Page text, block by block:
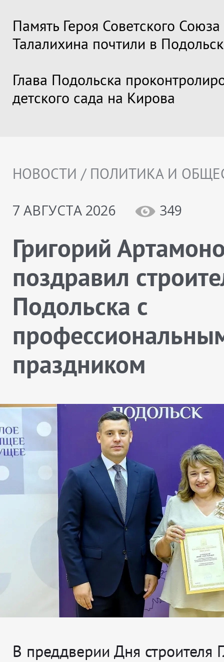
Память Героя Советского
Талалихина почтили в
Глава Подольска
детского сада на Кирова
НОВОСТИ / ПОЛИТИКА И
7 АВГУСТА 2026
349
Григорий
поздравил
Подольска с
праздником
В преддверии Дня строителя